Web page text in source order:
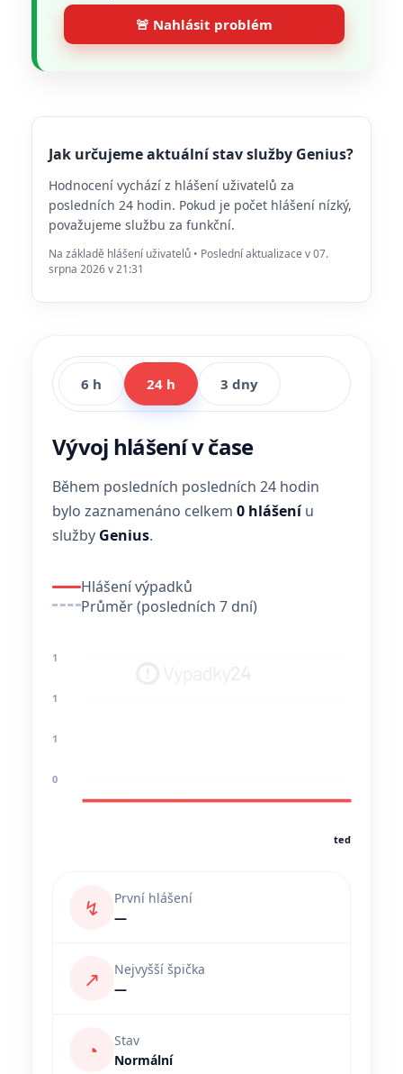
🚨 Nahlásit problém
Jak určujeme aktuální stav služby Genius?
Hodnocení vychází z hlášení uživatelů za
posledních 24 hodin. Pokud je počet hlášení nízký,
považujeme službu za funkční.
Na základě hlášení uživatelů • Poslední aktualizace v 07.
srpna 2026 v 21:31
6 h 24 h 3 dny
Vývoj hlášení v čase
Během posledních posledních 24 hodin
bylo zaznamenáno celkem 0 hlášeníu
služby Genius.
Hlášení výpadků
Průměr (posledních 7 dní)
1
1
1
0
teď
↯
První hlášení
—
↗
Nejvyšší špička
—
◔
Stav
Normální